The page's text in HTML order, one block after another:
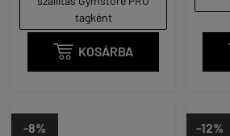
tagként
 KOSÁRBA
-8% -12%